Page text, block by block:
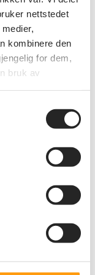
nettstedet
kombinere den
for dem,
bruk av